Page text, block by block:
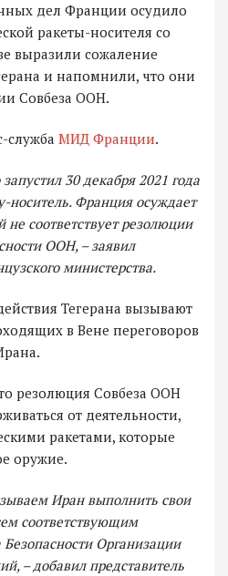
дел Франции осудило
ракеты-носителя со
выразили сожаление
и напомнили, что они
Совбеза ООН.
служба МИД Франции.
30 декабря 2021 года
носитель. Франция осуждает
не соответствует резолюции
ООН, – заявил
министерства.
Тегерана вызывают
в Вене переговоров
резолюция Совбеза ООН
от деятельности,
ракетами, которые
оружие.
Иран выполнить свои
соответствующим
Организации
– добавил представитель